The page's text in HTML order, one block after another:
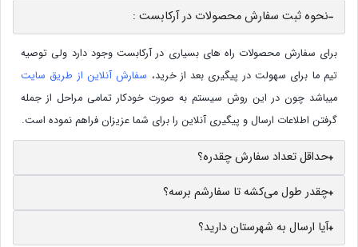
نحوه ثبت سفارش محصولات در آرکابست :
برای سفارش محصولات راه های بسیاری در آرکابست وجود دارد ولی توصیه
تیم ما برای سهولت در پیگیری بعد از خرید، سفارش آنلاین از طریق سایت
میباشد چون در این روش سیستم به صورت خودکار تمامی مراحل از جمله
گرفتن اطلاعات ارسال و پیگیری آنلاین را برای شما عزیزان فراهم نموده است.
حداقل تعداد سفارش چقدره؟
چقدر طول می‌کشه تا سفارشم برسه؟
آیا ارسال به شهرستان دارید؟